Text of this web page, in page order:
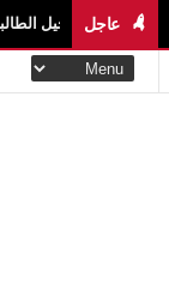
عاجل
الطالبة آية الزايدي
تابعنا على